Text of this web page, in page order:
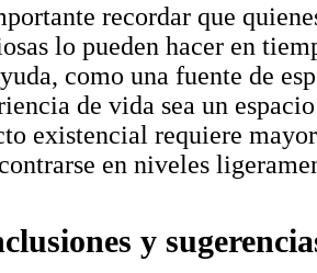
recordar que
lo pueden hacer en
como una fuente de
de vida sea un
existencial requiere
en niveles
y